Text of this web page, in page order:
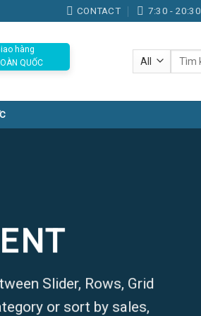
CONTACT 7:30 - 20:30
hàng
QUỐC
Tìm
Slider, Rows, Grid
or sort by sales,